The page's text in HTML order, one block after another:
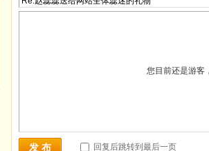
您目前还是游客
发 布 回复后跳转到最后一页